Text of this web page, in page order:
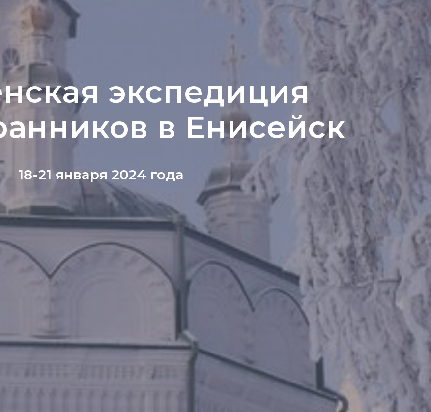
экспедиция
в Енисейск
18-21 января 2024 года